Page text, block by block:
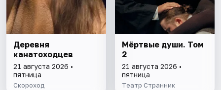
Деревня
канатоходцев
21 августа 2026 •
пятница
Скороход
Мёртвые души. Том
2
21 августа 2026 •
пятница
Театр Странник